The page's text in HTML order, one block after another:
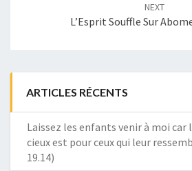
NEXT
L’Esprit Souffle Sur
ARTICLES RÉCENTS
Laissez les enfants venir à moi car
cieux est pour ceux qui leur
19.14)